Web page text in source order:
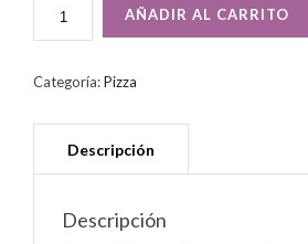
AÑADIR AL CARRITO
Categoría:Pizza
Descripción